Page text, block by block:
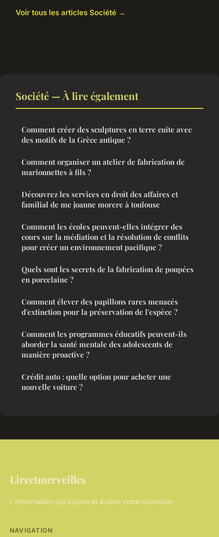
Voir tous les articles Société →
Société — À lire également
Comment créer des sculptures en terre cuite avec
des motifs de la Grèce antique ?
Comment organiser un atelier de fabrication de
marionnettes à fils ?
Découvrez les services en droit des affaires et
familial de me joanne morere à toulouse
Comment les écoles peuvent-elles intégrer des
cours sur la médiation et la résolution de conflits
pour créer un environnement pacifique ?
Quels sont les secrets de la fabrication de poupées
en porcelaine ?
Comment élever des papillons rares menacés
d'extinction pour la préservation de l'espèce ?
Comment les programmes éducatifs peuvent-ils
aborder la santé mentale des adolescents de
manière proactive ?
Crédit auto : quelle option pour acheter une
nouvelle voiture ?
Lireetmerveilles
L'information qui inspire et éclaire votre quotidien
NAVIGATION